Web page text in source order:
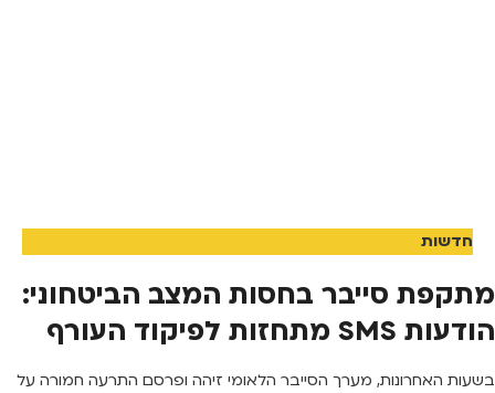
חדשות
מתקפת סייבר בחסות המצב הביטחוני:
הודעות SMS מתחזות לפיקוד העורף
בשעות האחרונות, מערך הסייבר הלאומי זיהה ופרסם התרעה חמורה על